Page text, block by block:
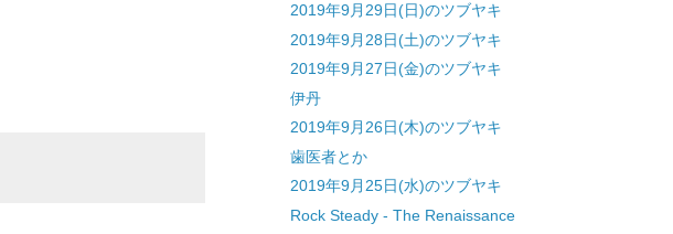
2019年9月29日(日)のツブヤキ
2019年9月28日(土)のツブヤキ
2019年9月27日(金)のツブヤキ
伊丹
2019年9月26日(木)のツブヤキ
歯医者とか
2019年9月25日(水)のツブヤキ
Rock Steady - The Renaissance